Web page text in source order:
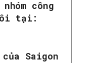
công
tại:
của Saigon